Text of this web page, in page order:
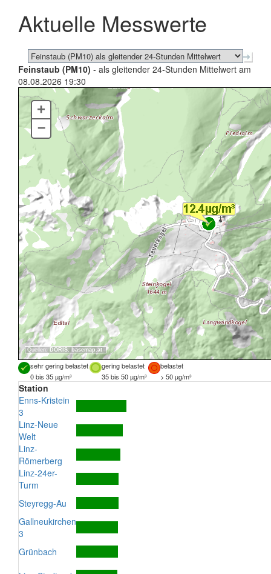
schließen
Aktuelle Messwerte
Feinstaub (PM10) - als gleitender 24-Stunden Mittelwert am
08.08.2026 19:30
Quellen: DORIS, basemap.at
+
–
sehr gering belastet gering belastet
belastet
0 bis 35 µg/m³
35 bis 50 µg/m³ > 50 µg/m³
Station
Enns-Kristein
3
Linz-Neue
Welt
Linz-
Römerberg
Linz-24er-
Turm
Steyregg-Au
Gallneukirchen
3
Grünbach